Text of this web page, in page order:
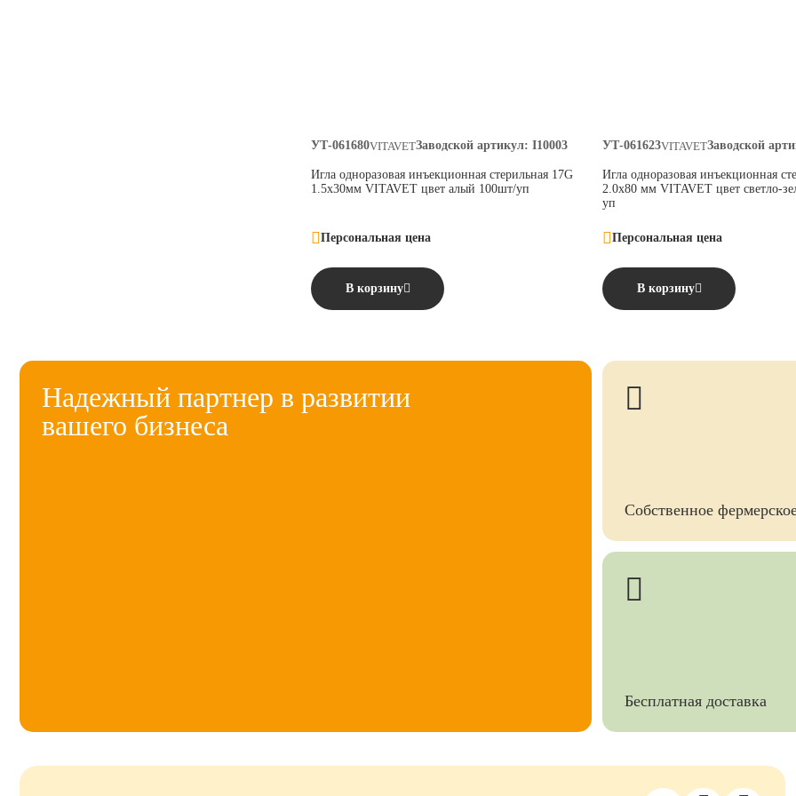
УТ-061680 Заводской артикул: I10003
VITAVET
Игла одноразовая инъекционная стерильная 17G
1.5х30мм VITAVET цвет алый 100шт/уп
Персональная цена
В корзину
УТ-061623 Заводской
VITAVET
Игла одноразовая инъекционная
2.0х80 мм VITAVET цвет светло-
уп
Персональная цена
В корзину
Надежный партнер в развитии
вашего бизнеса
Собственное
Бесплатная доставка